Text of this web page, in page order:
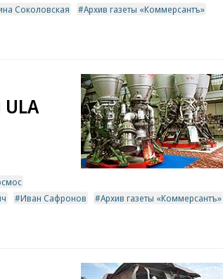
Соколовская Архив газеты «Коммерсантъ»
Иван Сафронов Архив газеты «Коммерсантъ»